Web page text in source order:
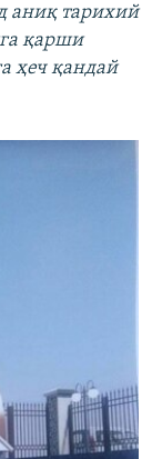
аниқ тарихий
қарши
ҳеч қандай